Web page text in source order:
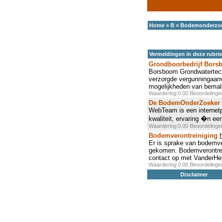
Home » B »
Vermeldingen in deze
Grondboorbedrijf
Borsboom
verzorgde
mogelijkheden van
Waardering:0.00
De BodemOnderZoeker
WebTeam is een
kwaliteit, ervaring �n
Waardering:0.00
Bodemverontreiniging
Er is sprake van
gekomen.
contact op met
Waardering:0.00
Disclaimer